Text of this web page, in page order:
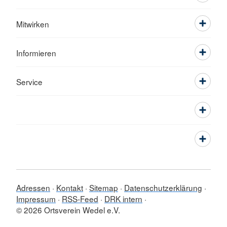
Mitwirken
Informieren
Service
Adressen Kontakt Sitemap
Datenschutzerklärung
Impressum
RSS-Feed
DRK intern
© 2026 Ortsverein Wedel e.V.